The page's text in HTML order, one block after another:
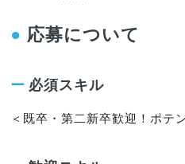
● 応募について
ー 必須スキル
＜既卒・第二新卒歓迎！ポテ